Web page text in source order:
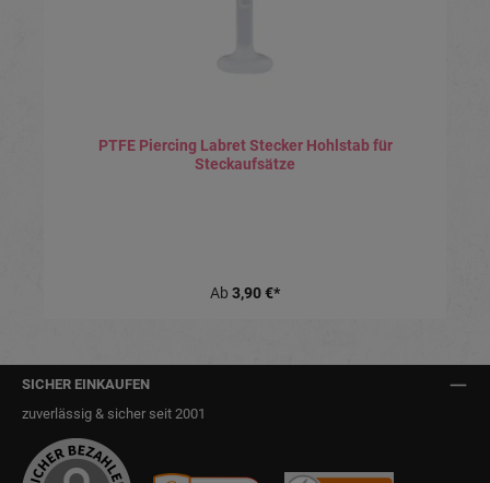
PTFE Piercing Labret Stecker Hohlstab für
Steckaufsätze
Ab 3,90 €*
SICHER EINKAUFEN
zuverlässig & sicher seit 2001